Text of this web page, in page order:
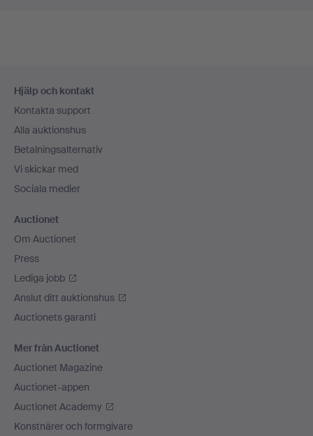
Hjälp och kontakt
Kontakta support
Alla auktionshus
Betalningsalternativ
Vi skickar med
Sociala medier
Auctionet
Om Auctionet
Press
Lediga jobb
Anslut ditt auktionshus
Auctionets garanti
Mer från Auctionet
Auctionet Magazine
Auctionet-appen
Auctionet Academy
Konstnärer och formgivare